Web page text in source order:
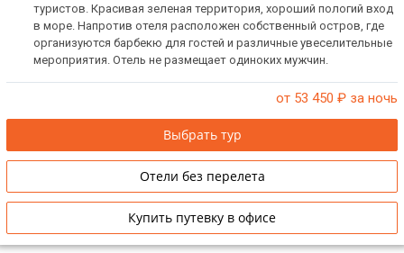
туристов. Красивая зеленая территория, хороший пологий вход
в море. Напротив отеля расположен собственный остров, где
организуются барбекю для гостей и различные увеселительные
мероприятия. Отель не размещает одиноких мужчин.
от 53 450 ₽ за ночь
Выбрать тур
Отели без перелета
Купить путевку в офисе